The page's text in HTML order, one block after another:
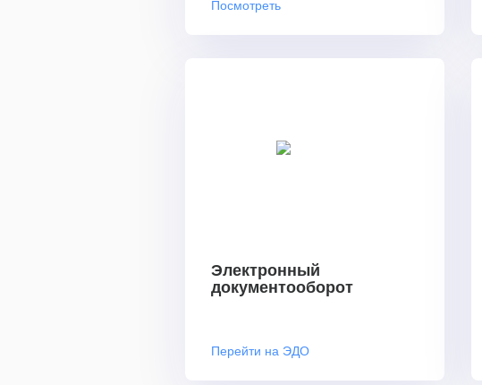
Посмотреть
Электронный
документооборот
Перейти на ЭДО